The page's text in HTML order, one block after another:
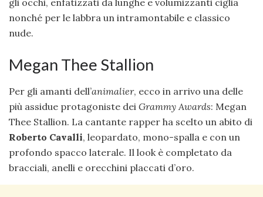
gli occhi, enfatizzati da lunghe e volumizzanti ciglia
nonché per le labbra un intramontabile e classico
nude.
Megan Thee Stallion
Per gli amanti dell’animalier, ecco in arrivo una delle
più assidue protagoniste dei Grammy Awards: Megan
Thee Stallion. La cantante rapper ha scelto un abito di
Roberto Cavalli, leopardato, mono-spalla e con un
profondo spacco laterale. Il look è completato da
bracciali, anelli e orecchini placcati d’oro.